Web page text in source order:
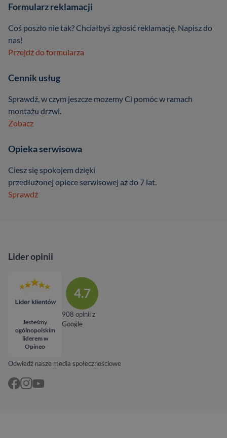
Formularz reklamacji
Coś poszło nie tak? Chciałbyś zgłosić reklamację. Napisz do
nas!
Przejdź do formularza
Cennik usług
Sprawdź, w czym jeszcze mozemy Ci pomóc w ramach
montażu drzwi.
Zobacz
Opieka serwisowa
Ciesz się spokojem dzięki
przedłużonej opiece serwisowej aż do 7 lat.
Sprawdź
Odwiedź nasze media społecznościowe
Lider opinii
Jesteśmy
ogólnopolskim
liderem w
Opineo
4.7
908 opinii z
Google